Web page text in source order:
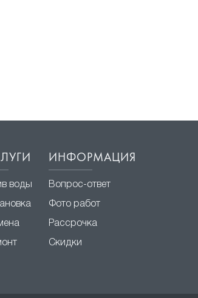
воды
ИНФОРМАЦИЯ
Вопрос-ответ
Фото работ
Рассрочка
Скидки